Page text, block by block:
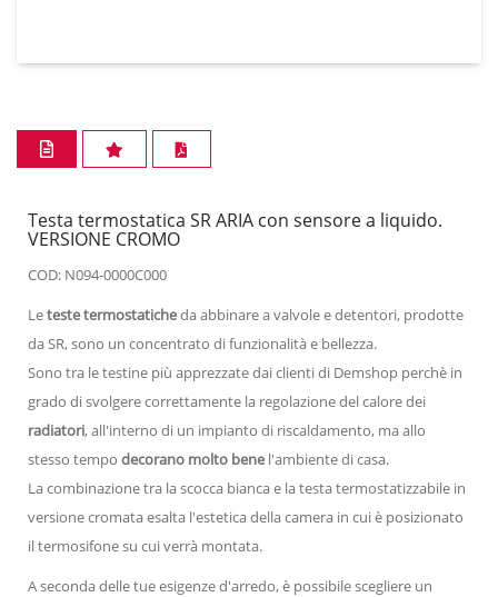
Testa termostatica SR ARIA con sensore a liquido.
VERSIONE CROMO
COD: N094-0000C000
Leteste termostaticheda abbinare a valvole e detentori, prodotte
da SR, sono un concentrato di funzionalità e bellezza.
Sono tra le testine più apprezzate dai clienti di Demshop perchè in
grado di svolgere correttamente la regolazione del calore dei
radiatori, all'interno di un impianto di riscaldamento, ma allo
stesso tempo decorano molto bene l'ambiente di casa.
La combinazione tra la scocca bianca e la testa termostatizzabile in
versione cromata esalta l'estetica della camera in cui è posizionato
il termosifone su cui verrà montata.
A seconda delle tue esigenze d'arredo, è possibile scegliere un